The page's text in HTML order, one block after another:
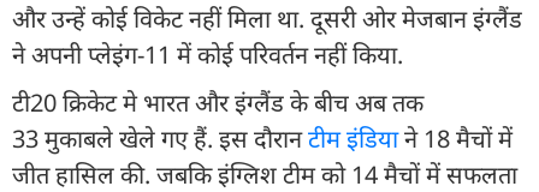
और उन्हें कोई विकेट नहीं मिला था. दूसरी ओर मेजबान इंग्लैंड
ने अपनी प्लेइंग-11 में कोई परिवर्तन नहीं किया.
टी20 क्रिकेट मे भारत और इंग्लैंड के बीच अब तक
33 मुकाबले खेले गए हैं. इस दौरानटीम इंडियाने 18 मैचों में
जीत हासिल की. जबकि इंग्लिश टीम को 14 मैचों में सफलता